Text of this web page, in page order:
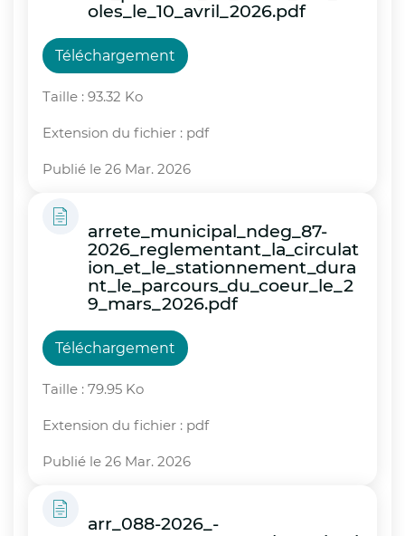
oles_le_10_avril_2026.pdf
Téléchargement
Taille : 93.32 Ko
Extension du fichier : pdf
Publié le 26 Mar. 2026
arrete_municipal_ndeg_87-
2026_reglementant_la_circulat
ion_et_le_stationnement_dura
nt_le_parcours_du_coeur_le_2
9_mars_2026.pdf
Téléchargement
Taille : 79.95 Ko
Extension du fichier : pdf
Publié le 26 Mar. 2026
arr_088-2026_-